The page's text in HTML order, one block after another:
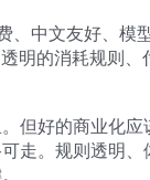
、中文友好、模
明的消耗规则、
但好的商业化应
走。规则透明、